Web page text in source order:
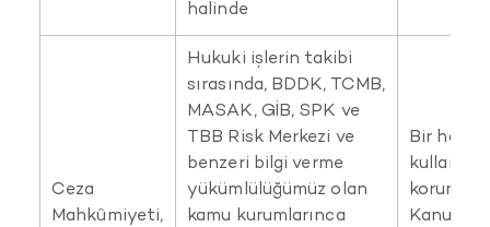
halinde
Ceza
Mahkûmiyeti,
Hukuki işlerin takibi
sırasında, BDDK, TCMB,
MASAK, GİB, SPK ve
TBB Risk Merkezi ve
benzeri bilgi verme
yükümlülüğümüz olan
kamu kurumlarınca
Bir